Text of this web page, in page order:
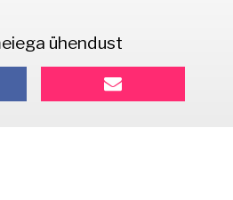
ühendust